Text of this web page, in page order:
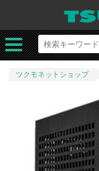
ツクモネットショップ